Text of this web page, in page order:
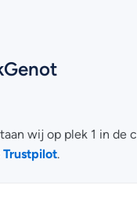
wij op plek 1 in de
Trustpilot.